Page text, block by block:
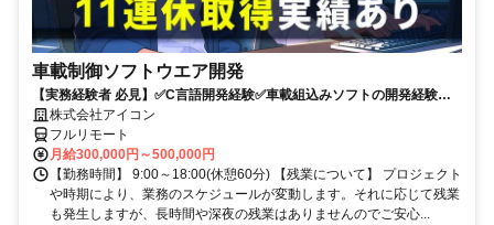
車載制御ソフトウエア開発
【実務経験者 必見】✅C言語開発経験✅車載組込みソフトの開発経験 ✅
年間休日126日+有給✅週2程度リモート可✅9時～18時勤務
株式会社アイコン
フルリモート
月給300,000円～500,000円
【勤務時間】 9:00～18:00(休憩60分) 【残業について】 プロジェクト
や時期により、業務のスケジュールが変動します。それに応じて残業
も発生しますが、長時間や深夜の残業はありませんのでご安心...